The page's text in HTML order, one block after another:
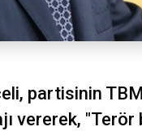
partisinin
vererek,